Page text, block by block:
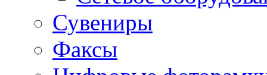
Сувениры
Факсы